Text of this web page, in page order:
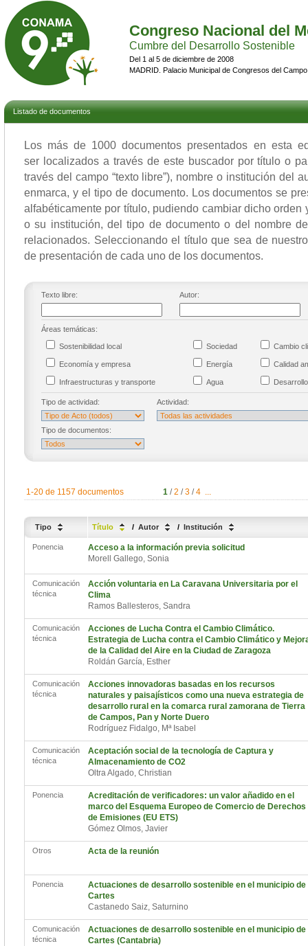
Congreso Nacional del
Cumbre del Desarrollo Sostenible
Del 1 al 5 de diciembre de 2008
MADRID. Palacio Municipal de Congresos del
Listado de documentos
Los más de 1000 documentos presentados en esta
ser localizados a través de este buscador por título o
través del campo “texto libre”), nombre o institución del
enmarca, y el tipo de documento. Los documentos se
alfabéticamente por título, pudiendo cambiar dicho
o su institución, del tipo de documento o del nombre
relacionados. Seleccionando el título que sea de
de presentación de cada uno de los documentos.
Texto libre: Autor:
Áreas temáticas:
Sostenibilidad local Sociedad Cambio
Economía y empresa Energía Calidad
Infraestructuras y transporte Agua
Tipo de actividad: Actividad:
Tipo de documentos:
1-20 de 1157 documentos 1 / 2 / 3 / 4 ...
Tipo Título / Autor / Institución
Ponencia
Acceso a la información previa solicitud
Morell Gallego, Sonia
Comunicación
técnica
Acción voluntaria en La Caravana Universitaria por el
Clima
Ramos Ballesteros, Sandra
Comunicación
técnica
Acciones de Lucha Contra el Cambio Climático.
Estrategia de Lucha contra el Cambio Climático y
de la Calidad del Aire en la Ciudad de Zaragoza
Roldán García, Esther
Comunicación
técnica
Acciones innovadoras basadas en los recursos
naturales y paisajísticos como una nueva estrategia de
desarrollo rural en la comarca rural zamorana de Tierra
de Campos, Pan y Norte Duero
Rodríguez Fidalgo, Mª Isabel
Comunicación
técnica
Aceptación social de la tecnología de Captura y
Almacenamiento de CO2
Oltra Algado, Christian
Ponencia
Acreditación de verificadores: un valor añadido en el
marco del Esquema Europeo de Comercio de Derechos
de Emisiones (EU ETS)
Gómez Olmos, Javier
Otros Acta de la reunión
Ponencia
Actuaciones de desarrollo sostenible en el municipio de
Cartes
Castanedo Saiz, Saturnino
Comunicación
técnica
Actuaciones de desarrollo sostenible en el municipio de
Cartes (Cantabria)